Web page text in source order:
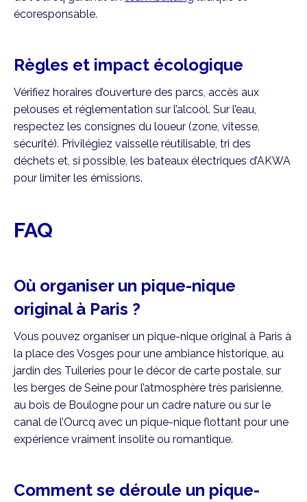
écoresponsable.
Règles et impact écologique
Vérifiez horaires d’ouverture des parcs, accès aux
pelouses et réglementation sur l’alcool. Sur l’eau,
respectez les consignes du loueur (zone, vitesse,
sécurité). Privilégiez vaisselle réutilisable, tri des
déchets et, si possible, les bateaux électriques d’AKWA
pour limiter les émissions.
FAQ
Où organiser un pique-nique
original à Paris ?
Vous pouvez organiser un pique-nique original à Paris à
la place des Vosges pour une ambiance historique, au
jardin des Tuileries pour le décor de carte postale, sur
les berges de Seine pour l’atmosphère très parisienne,
au bois de Boulogne pour un cadre nature ou sur le
canal de l’Ourcq avec un pique-nique flottant pour une
expérience vraiment insolite ou romantique.
Comment se déroule un pique-